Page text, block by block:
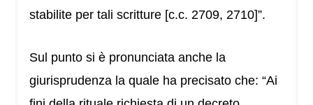
stabilite per tali scritture [c.c. 2709, 2710]”.
Sul punto si è pronunciata anche la
giurisprudenza la quale ha precisato che: “Ai